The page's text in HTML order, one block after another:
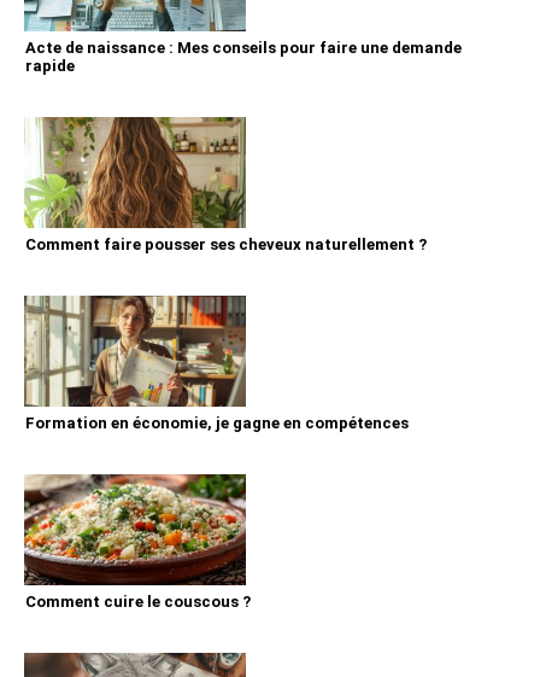
Acte de naissance : Mes conseils pour faire une demande
rapide
Comment faire pousser ses cheveux naturellement ?
Formation en économie, je gagne en compétences
Comment cuire le couscous ?